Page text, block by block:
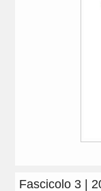
Fascicolo 3 |